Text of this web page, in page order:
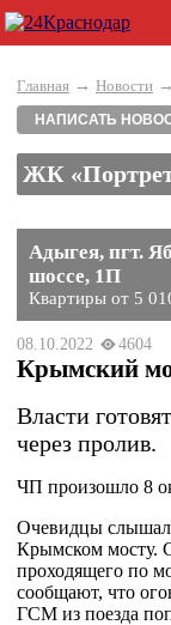
Главная → Новости →
НАПИСАТЬ
ЖК
Адыгея, пгт.
шоссе, 1П
Квартиры от 5
08.10.2022 4604
Крымский
Власти
через пролив.
ЧП произошло 8
Очевидцы
Крымском мосту.
проходящего по
сообщают, что
ГСМ из поезда